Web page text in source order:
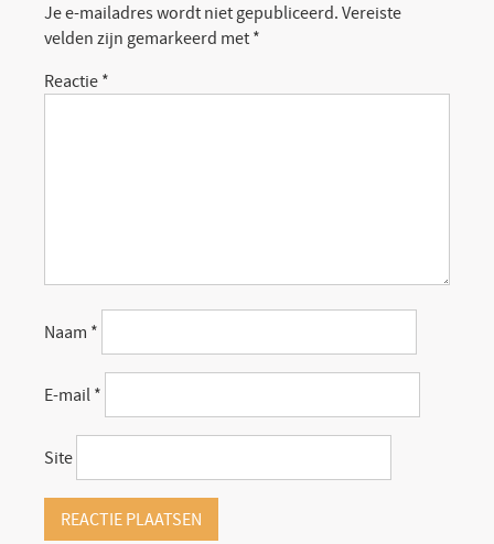
Je e-mailadres wordt niet gepubliceerd. Vereiste
velden zijn gemarkeerd met *
Reactie *
Naam *
E-mail *
Site